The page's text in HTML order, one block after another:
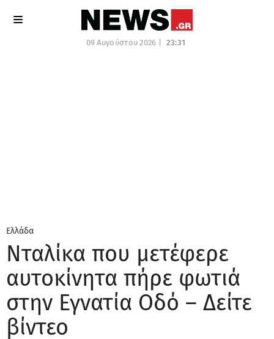
09 Αυγούστου 2026 | 23:31
Ελλάδα
Νταλίκα που μετέφερε
αυτοκίνητα πήρε φωτιά
στην Εγνατία Οδό – Δείτε
βίντεο